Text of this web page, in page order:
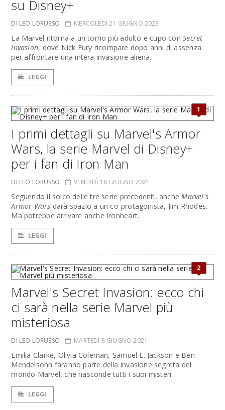
su Disney+
DI LEO LORUSSO MERCOLEDÌ 21 GIUGNO 2023
La Marvel ritorna a un torno più adulto e cupo conSecret
Invasion, dove Nick Fury ricompare dopo anni di assenza
per affrontare una intera invasione aliena.
LEGGI
1
I primi dettagli su Marvel's Armor
Wars, la serie Marvel di Disney+
per i fan di Iron Man
DI LEO LORUSSO VENERDÌ 18 GIUGNO 2021
Seguendo il solco delle tre serie precedenti, ancheMarvel's
Armor Wars darà spazio a un co-protagonista, Jim Rhodes.
Ma potrebbe arrivare anche Ironheart.
LEGGI
2
Marvel's Secret Invasion: ecco chi
ci sarà nella serie Marvel più
misteriosa
DI LEO LORUSSO MARTEDÌ 8 GIUGNO 2021
Emilia Clarke, Olivia Coleman, Samuel L. Jackson e Ben
Mendelsohn faranno parte della invasione segreta del
mondo Marvel, che nasconde tutti i suoi misteri.
LEGGI